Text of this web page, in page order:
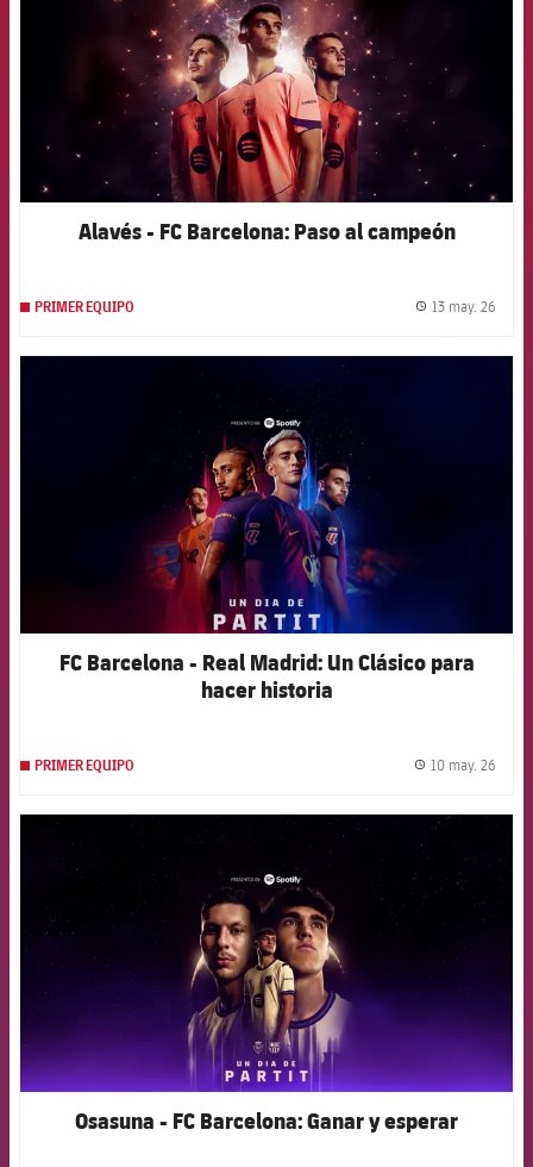
Alavés - FC Barcelona: Paso al campeón
PRIMER EQUIPO 13 may. 26
FCB Barcelona badge
FC Barcelona - Real Madrid: Un Clásico para
hacer historia
PRIMER EQUIPO 10 may. 26
FCB Barcelona badge
Osasuna - FC Barcelona: Ganar y esperar